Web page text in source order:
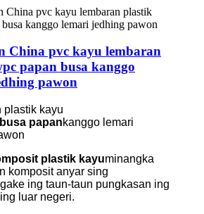
China pvc kayu lembaran
papan busa kanggo
pawon
plastik kayu
busa papankanggo lemari
plastik kayuminangka
komposit anyar sing
ing taun-taun pungkasan ing
luar negeri.